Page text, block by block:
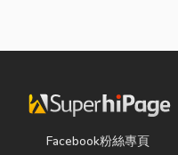
Facebook粉絲專頁